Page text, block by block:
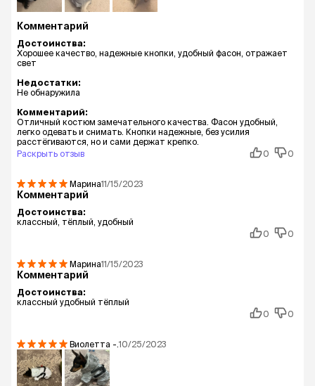
Комментарий
Достоинства:
Хорошее качество, надежные кнопки, удобный фасон, отражает
свет
Недостатки:
Не обнаружила
Комментарий:
Отличный костюм замечательного качества. Фасон удобный,
легко одевать и снимать. Кнопки надежные, без усилия
расстёгиваются, но и сами держат крепко.
Раскрыть отзыв
0 0
Марина11/15/2023
Комментарий
Достоинства:
классный, тёплый, удобный
0
0
Марина11/15/2023
Комментарий
Достоинства:
классный удобный тёплый
0
0
Виолетта -.10/25/2023